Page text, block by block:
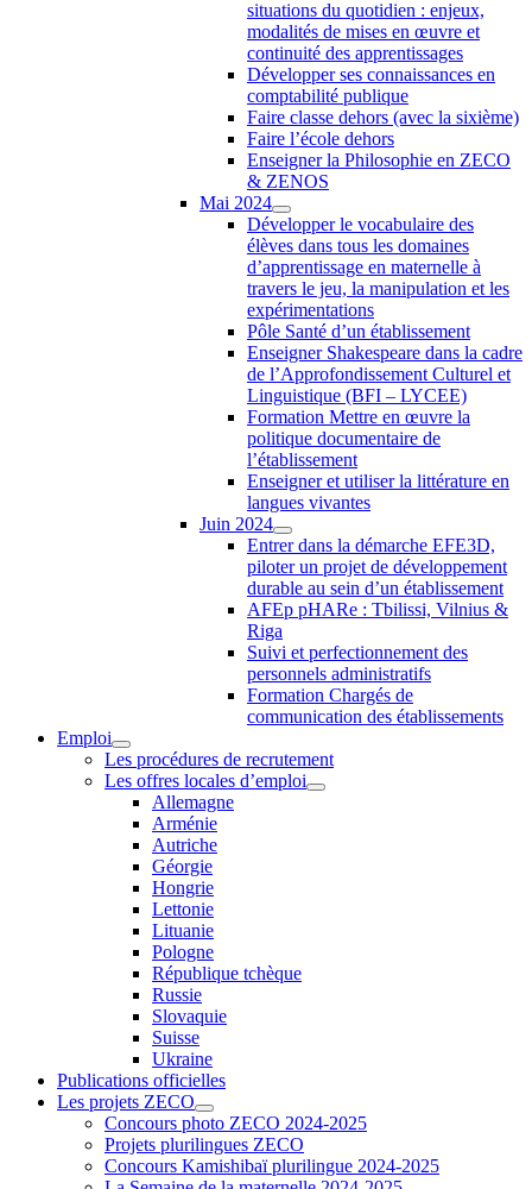
situations du quotidien : enjeux,
modalités de mises en œuvre et
continuité des apprentissages
Développer ses connaissances en
comptabilité publique
Faire classe dehors (avec la sixième)
Faire l’école dehors
Enseigner la Philosophie en ZECO
& ZENOS
Mai 2024
Développer le vocabulaire des
élèves dans tous les domaines
d’apprentissage en maternelle à
travers le jeu, la manipulation et les
expérimentations
Pôle Santé d’un établissement
Enseigner Shakespeare dans la cadre
de l’Approfondissement Culturel et
Linguistique (BFI – LYCEE)
Formation Mettre en œuvre la
politique documentaire de
l’établissement
Enseigner et utiliser la littérature en
langues vivantes
Juin 2024
Entrer dans la démarche EFE3D,
piloter un projet de développement
durable au sein d’un établissement
AFEp pHARe : Tbilissi, Vilnius &
Riga
Suivi et perfectionnement des
personnels administratifs
Formation Chargés de
communication des établissements
Emploi
Les procédures de recrutement
Les offres locales d’emploi
Allemagne
Arménie
Autriche
Géorgie
Hongrie
Lettonie
Lituanie
Pologne
République tchèque
Russie
Slovaquie
Suisse
Ukraine
Publications officielles
Les projets ZECO
Concours photo ZECO 2024-2025
Projets plurilingues ZECO
Concours Kamishibaï plurilingue 2024-2025